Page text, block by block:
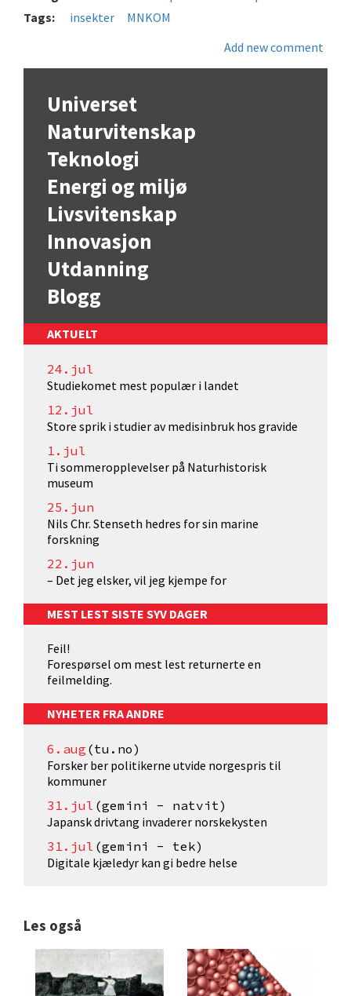
Tags:
insekter
MNKOM
Add new comment
Universet
Naturvitenskap
Teknologi
Energi og miljø
Livsvitenskap
Innovasjon
Utdanning
Blogg
AKTUELT
24.jul
Studiekomet mest populær i landet
12.jul
Store sprik i studier av medisinbruk hos gravide
1.jul
Ti sommeropplevelser på Naturhistorisk
museum
25.jun
Nils Chr. Stenseth hedres for sin marine
forskning
22.jun
– Det jeg elsker, vil jeg kjempe for
MEST LEST SISTE SYV DAGER
Feil!
Forespørsel om mest lest returnerte en
feilmelding.
NYHETER FRA ANDRE
6.aug (tu.no)
Forsker ber politikerne utvide norgespris til
kommuner
31.jul (gemini - natvit)
Japansk drivtang invaderer norskekysten
31.jul (gemini - tek)
Digitale kjæledyr kan gi bedre helse
Les også